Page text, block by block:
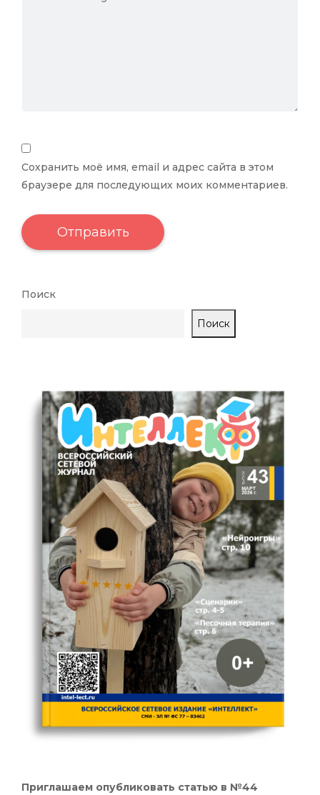
Сохранить моё имя, email и адрес сайта в этом
браузере для последующих моих комментариев.
Поиск
Поиск
Приглашаем опубликовать статью в №44